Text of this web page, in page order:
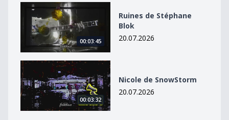
Ruines de Stéphane Blok
00:03:45
Ruines de Stéphane
Blok
20.07.2026
Nicole de SnowStorm
00:03:32
Nicole de SnowStorm
20.07.2026